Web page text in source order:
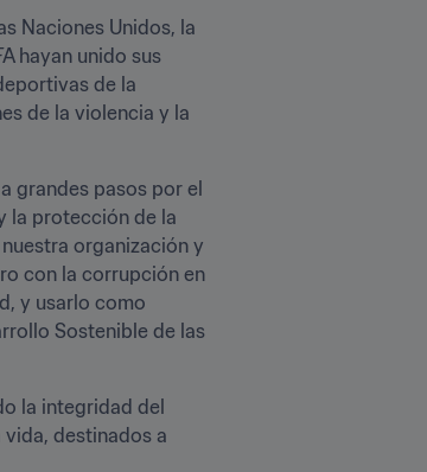
Naciones Unidos, la
hayan unido sus
de la
de la violencia y la
grandes pasos por el
la protección de la
organización y
con la corrupción en
y usarlo como
Sostenible de las
la integridad del
destinados a